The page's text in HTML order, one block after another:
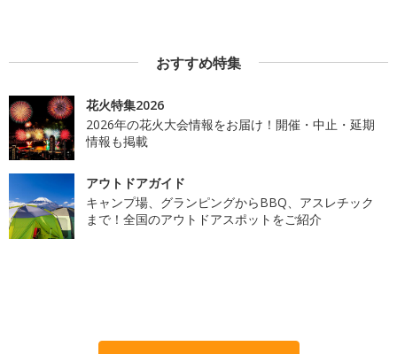
おすすめ特集
花火特集2026
2026年の花火大会情報をお届け！開催・中止・延期
情報も掲載
アウトドアガイド
キャンプ場、グランピングからBBQ、アスレチック
まで！全国のアウトドアスポットをご紹介